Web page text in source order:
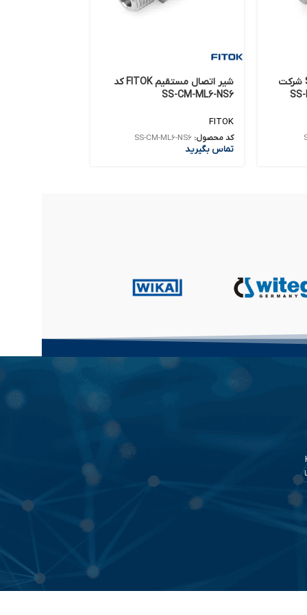
کانکتور مستقیم 316 SS شرکت
شیر اتصال مستقیم FITOK کد
SS-CM-ML6-NS6
FITOK
کد محصول: SS-CM-ML6-NS6
تماس بگیرید